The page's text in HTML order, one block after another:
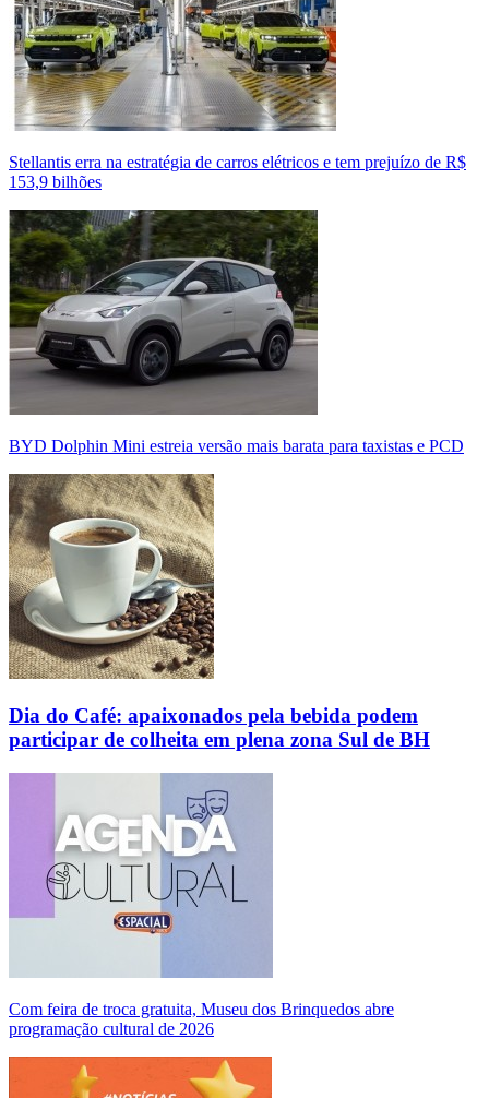
Stellantis erra na estratégia de carros elétricos e tem prejuízo de R$
153,9 bilhões
BYD Dolphin Mini estreia versão mais barata para taxistas e PCD
Dia do Café: apaixonados pela bebida podem
participar de colheita em plena zona Sul de BH
Com feira de troca gratuita, Museu dos Brinquedos abre
programação cultural de 2026